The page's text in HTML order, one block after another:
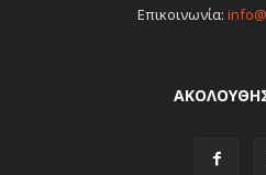
Επικοινωνία: